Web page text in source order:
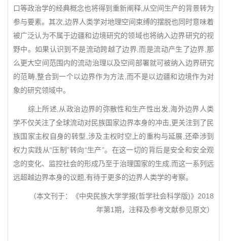
口等政治学的经典概念也将得到重新阐释,从空间生产的背景转为
参与要素。其次,边界人类学对地理空间束缚的摆脱也同时意味着
被广泛认为不属于边疆和边境研究的领域也将纳入边界研究的视
野中。如果认识到不是流动跨越了边界,而是流动产生了边界,那
么更大空间范围内的流动治理以及空间部署就可被纳入边界研究
的范畴,整合到一个以边界作为方法,而不是以边疆和边境作为对
象的研究领域中。
综上所述,从政治边界的弥散性和生产性出发,海外边界人类
学不仅关注了全球流动对民族国家边界本身的冲击,更关注到了民
族国家主权自身的转型,涉及主权时空上的重构与延展,还牵涉到
权力实践从“压制”转向“生产”。在这一切的背后是安全和安全观
念的变化、监控社会的形成乃至于治理国家的生成,而这一系列远
远超越边界本身的议题,有待于更多的边界人类学的考察。
（本文刊于：《中央民族大学学报(哲学社会科学版)》2018
年第1期，注释及参考文献参见原文）